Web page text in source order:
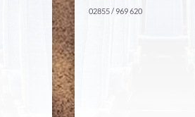
02855 / 969 620